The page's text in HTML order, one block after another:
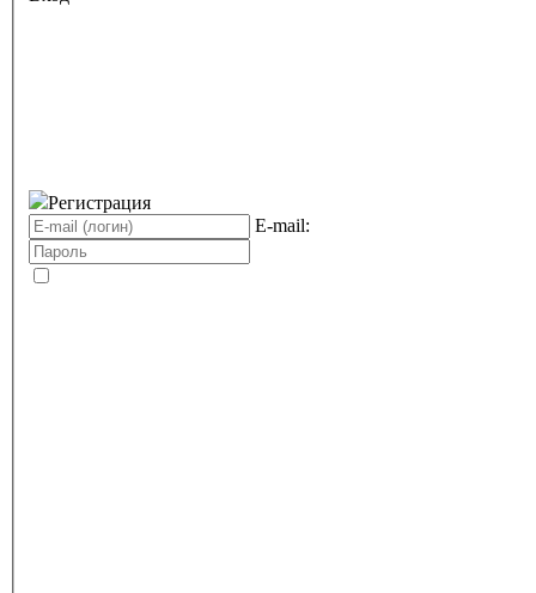
Регистрация
E-mail: